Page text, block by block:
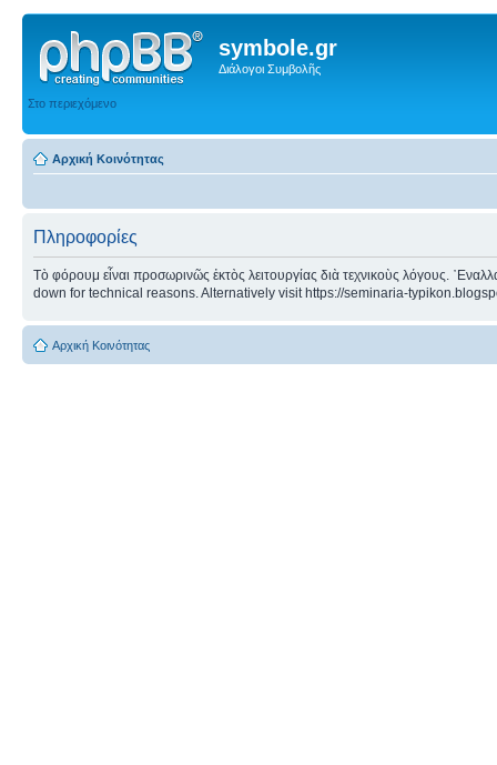
symbole.gr
Διάλογοι Συμβολῆς
Στο περιεχόμενο
Αρχική Κοινότητας
Πληροφορίες
Τὸ φόρουμ εἶναι προσωρινῶς ἐκτὸς λειτουργίας διὰ τεχνικοὺς λόγους.
down for technical reasons. Alternatively visit https://seminaria-
Αρχική Κοινότητας